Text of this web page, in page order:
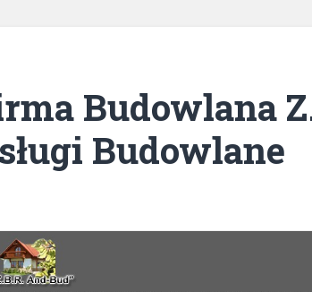
Budowlana
Budowlane